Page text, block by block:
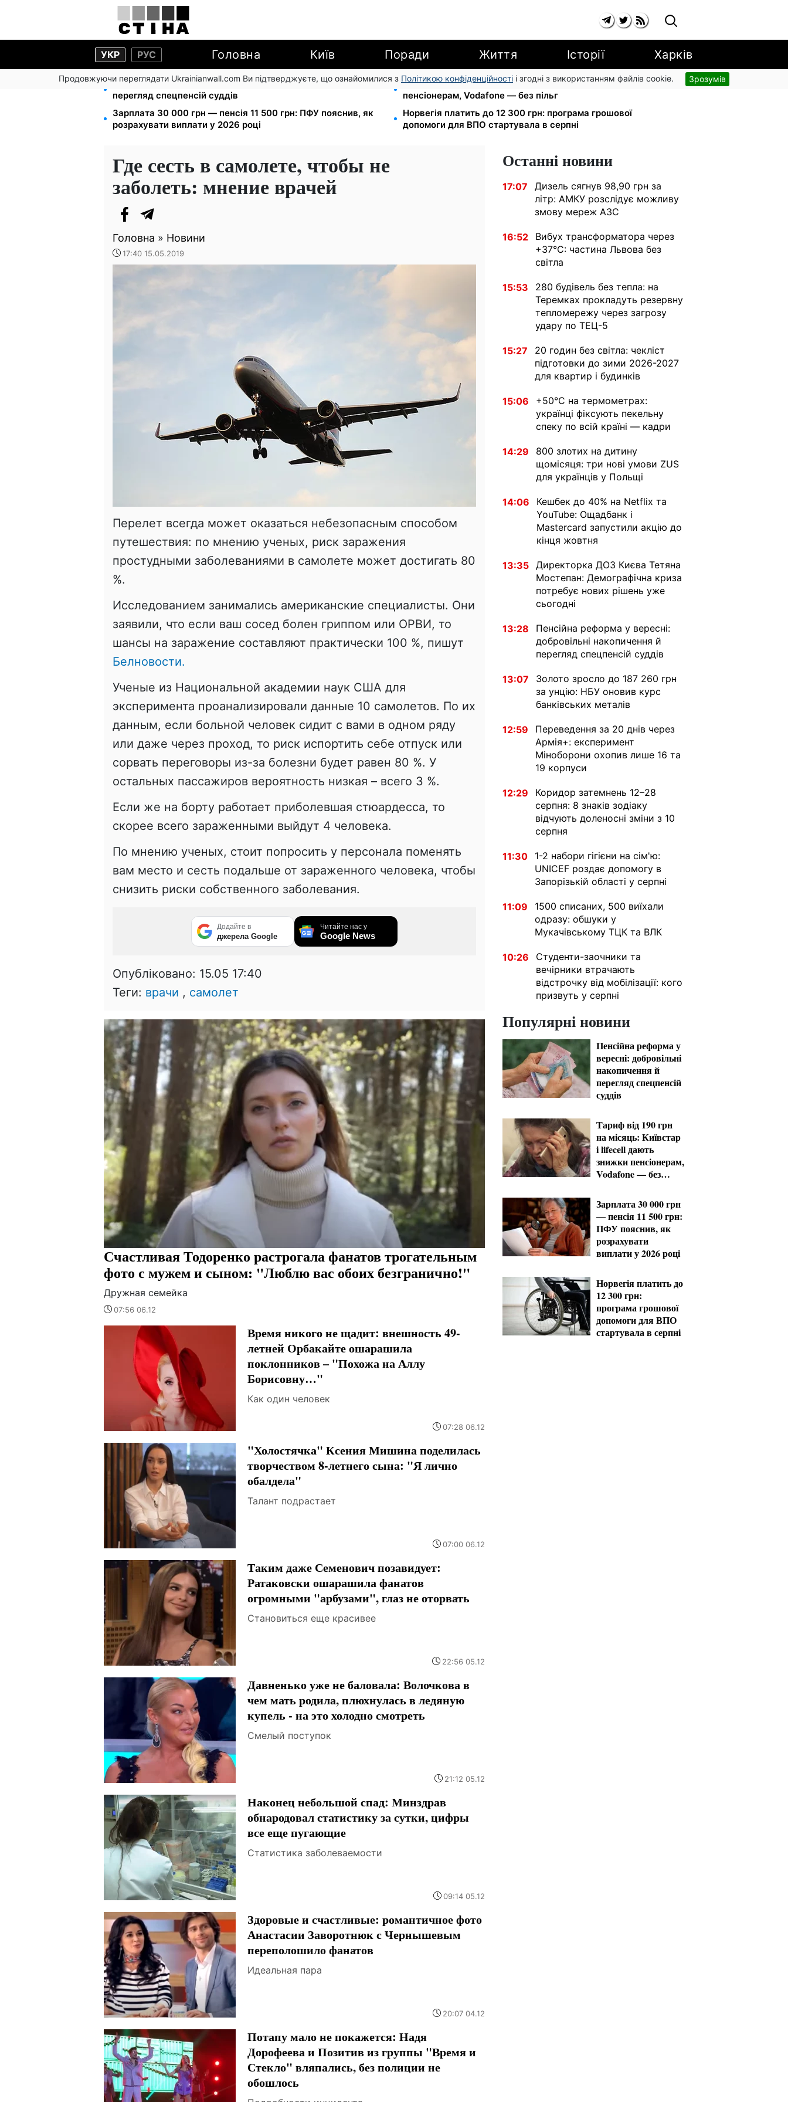
УКР РУС Головна Київ Поради Життя Історії Харків
Продовжуючи переглядати Ukrainianwall.com Ви підтверджуєте, що ознайомилися з Політикою конфіденційності і згодні з використанням файлів cookie. Зрозумів
Пенсійна реформа у вересні: добровільні накопичення й
перегляд спецпенсій суддів
Тариф від 190 грн на місяць: Київстар і lifecell дають знижки
пенсіонерам, Vodafone — без пільг
Зарплата 30 000 грн — пенсія 11 500 грн: ПФУ пояснив, як
розрахувати виплати у 2026 році
Норвегія платить до 12 300 грн: програма грошової
допомоги для ВПО стартувала в серпні
Где сесть в самолете, чтобы не
заболеть: мнение врачей
Головна » Новини
17:40 15.05.2019
Перелет всегда может оказаться небезопасным способом
путешествия: по мнению ученых, риск заражения
простудными заболеваниями в самолете может достигать 80
%.
Исследованием занимались американские специалисты. Они
заявили, что если ваш сосед болен гриппом или ОРВИ, то
шансы на заражение составляют практически 100 %, пишут
Белновости.
Ученые из Национальной академии наук США для
эксперимента проанализировали данные 10 самолетов. По их
данным, если больной человек сидит с вами в одном ряду
или даже через проход, то риск испортить себе отпуск или
сорвать переговоры из-за болезни будет равен 80 %. У
остальных пассажиров вероятность низкая – всего 3 %.
Если же на борту работает приболевшая стюардесса, то
скорее всего зараженными выйдут 4 человека.
По мнению ученых, стоит попросить у персонала поменять
вам место и сесть подальше от зараженного человека, чтобы
снизить риски собственного заболевания.
Додайте в
джерела Google
Читайте нас у
Google News
Опубліковано: 15.05 17:40
Теги: врачи , самолет
Счастливая Тодоренко растрогала фанатов трогательным
фото с мужем и сыном: "Люблю вас обоих безгранично!"
Дружная семейка
07:56 06.12
Время никого не щадит: внешность 49-
летней Орбакайте ошарашила
поклонников – "Похожа на Аллу
Борисовну…"
Как один человек
07:28 06.12
"Холостячка" Ксения Мишина поделилась
творчеством 8-летнего сына: "Я лично
обалдела"
Талант подрастает
07:00 06.12
Таким даже Семенович позавидует:
Ратаковски ошарашила фанатов
огромными "арбузами", глаз не оторвать
Становиться еще красивее
22:56 05.12
Давненько уже не баловала: Волочкова в
чем мать родила, плюхнулась в ледяную
купель - на это холодно смотреть
Смелый поступок
21:12 05.12
Наконец небольшой спад: Минздрав
обнародовал статистику за сутки, цифры
все еще пугающие
Статистика заболеваемости
09:14 05.12
Здоровые и счастливые: романтичное фото
Анастасии Заворотнюк с Чернышевым
переполошило фанатов
Идеальная пара
20:07 04.12
Потапу мало не покажется: Надя
Дорофеева и Позитив из группы "Время и
Стекло" вляпались, без полиции не
обошлось
Останні новини
17:07
Дизель сягнув 98,90 грн за
літр: АМКУ розслідує можливу
змову мереж АЗС
16:52
Вибух трансформатора через
+37°C: частина Львова без
світла
15:53
280 будівель без тепла: на
Теремках прокладуть резервну
тепломережу через загрозу
удару по ТЕЦ-5
15:27
20 годин без світла: чекліст
підготовки до зими 2026-2027
для квартир і будинків
15:06
+50°C на термометрах:
українці фіксують пекельну
спеку по всій країні — кадри
14:29
800 злотих на дитину
щомісяця: три нові умови ZUS
для українців у Польщі
14:06
Кешбек до 40% на Netflix та
YouTube: Ощадбанк і
Mastercard запустили акцію до
кінця жовтня
13:35 Директорка ДОЗ Києва Тетяна
Мостепан: Демографічна криза
потребує нових рішень уже
сьогодні
13:28
Пенсійна реформа у вересні:
добровільні накопичення й
перегляд спецпенсій суддів
13:07
Золото зросло до 187 260 грн
за унцію: НБУ оновив курс
банківських металів
12:59
Переведення за 20 днів через
Армія+: експеримент
Міноборони охопив лише 16 та
19 корпуси
12:29
Коридор затемнень 12–28
серпня: 8 знаків зодіаку
відчують доленосні зміни з 10
серпня
11:30
1-2 набори гігієни на сім'ю:
UNICEF роздає допомогу в
Запорізькій області у серпні
11:09
1500 списаних, 500 виїхали
одразу: обшуки у
Мукачівському ТЦК та ВЛК
10:26
Студенти-заочники та
вечірники втрачають
відстрочку від мобілізації: кого
призвуть у серпні
Популярні новини
Пенсійна реформа у
вересні: добровільні
накопичення й
перегляд спецпенсій
суддів
Тариф від 190 грн
на місяць: Київстар
і lifecell дають
знижки пенсіонерам,
Vodafone — без
Зарплата 30 000 грн
— пенсія 11 500 грн:
ПФУ пояснив, як
розрахувати
виплати у 2026 році
Норвегія платить до
12 300 грн:
програма грошової
допомоги для ВПО
стартувала в серпні